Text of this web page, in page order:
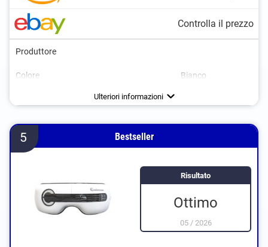
Controlla il prezzo
Produttore
Colore
Bianco
Ulteriori informazioni
5 Bestseller
Risultato
Ottimo
05/ 2026